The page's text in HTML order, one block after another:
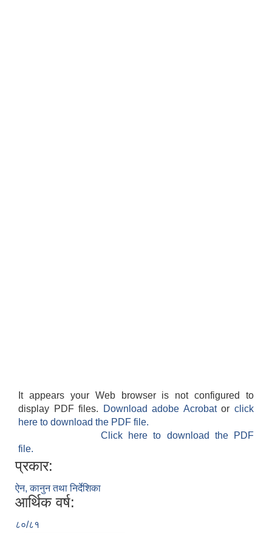
It appears your Web browser is not configured to
display PDF files.
Download adobe Acrobatorclick
here to download the PDF file.
Click here to download the PDF
file.
प्रकार:
ऐन, कानुन तथा निर्देशिका
आर्थिक वर्ष:
८०/८१